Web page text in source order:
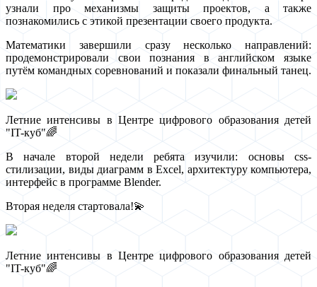
узнали про механизмы защиты проектов, а также
познакомились с этикой презентации своего продукта.
Математики завершили сразу несколько направлений:
продемонстрировали свои познания в английском языке
путём командных соревнований и показали финальный танец.
Летние интенсивы в Центре цифрового образования детей
"IT-куб"🌈
В начале второй недели ребята изучили: основы css-
стилизации, виды диаграмм в Excel, архитектуру компьютера,
интерфейс в программе Blender.
Вторая неделя стартовала!💫
Летние интенсивы в Центре цифрового образования детей
"IT-куб"🌈